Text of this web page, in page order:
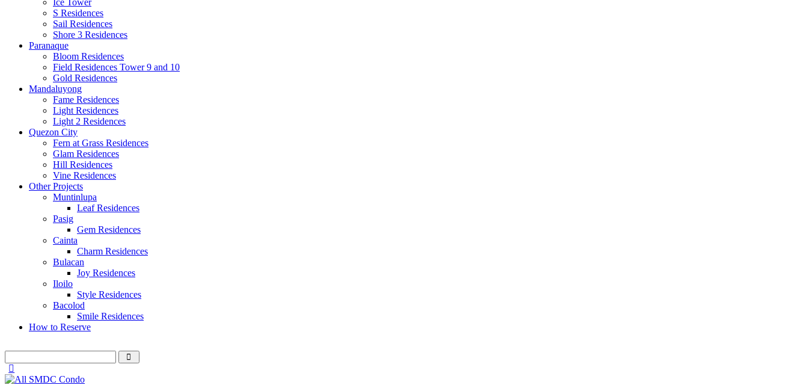
Ice Tower
S Residences
Sail Residences
Shore 3 Residences
Paranaque
Bloom Residences
Field Residences Tower 9 and 10
Gold Residences
Mandaluyong
Fame Residences
Light Residences
Light 2 Residences
Quezon City
Fern at Grass Residences
Glam Residences
Hill Residences
Vine Residences
Other Projects
Muntinlupa
Leaf Residences
Pasig
Gem Residences
Cainta
Charm Residences
Bulacan
Joy Residences
Iloilo
Style Residences
Bacolod
Smile Residences
How to Reserve